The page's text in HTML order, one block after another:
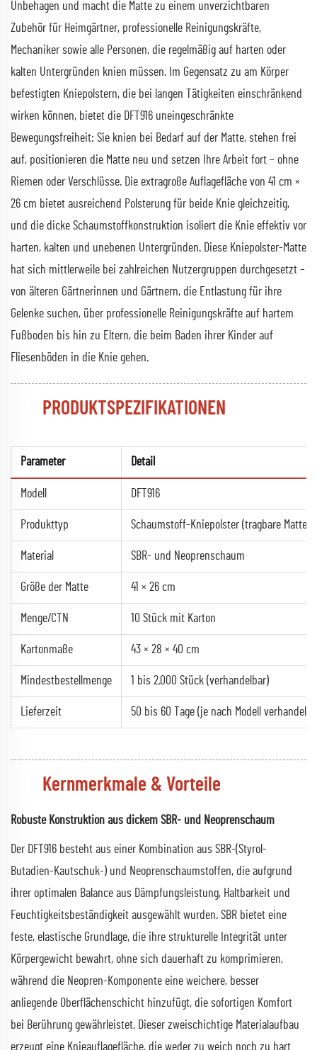
Unbehagen und macht die Matte zu einem unverzichtbaren
Zubehör für Heimgärtner, professionelle Reinigungskräfte,
Mechaniker sowie alle Personen, die regelmäßig auf harten oder
kalten Untergründen knien müssen. Im Gegensatz zu am Körper
befestigten Kniepolstern, die bei langen Tätigkeiten einschränkend
wirken können, bietet die DFT916 uneingeschränkte
Bewegungsfreiheit: Sie knien bei Bedarf auf der Matte, stehen frei
auf, positionieren die Matte neu und setzen Ihre Arbeit fort – ohne
Riemen oder Verschlüsse. Die extragroße Auflagefläche von 41 cm ×
26 cm bietet ausreichend Polsterung für beide Knie gleichzeitig,
und die dicke Schaumstoffkonstruktion isoliert die Knie effektiv vor
harten, kalten und unebenen Untergründen. Diese Kniepolster-Matte
hat sich mittlerweile bei zahlreichen Nutzergruppen durchgesetzt –
von älteren Gärtnerinnen und Gärtnern, die Entlastung für ihre
Gelenke suchen, über professionelle Reinigungskräfte auf hartem
Fußboden bis hin zu Eltern, die beim Baden ihrer Kinder auf
Fliesenböden in die Knie gehen.
PRODUKTSPEZIFIKATIONEN
Parameter Detail
Modell DFT916
Produkttyp Schaumstoff-Kniepolster (tragbare Matte)
Material SBR- und Neoprenschaum
Größe der Matte 41 × 26 cm
Menge/CTN 10 Stück mit Karton
Kartonmaße 43 × 28 × 40 cm
Mindestbestellmenge 1 bis 2.000 Stück (verhandelbar)
Lieferzeit 50 bis 60 Tage (je nach Modell
Kernmerkmale & Vorteile
Robuste Konstruktion aus dickem SBR- und Neoprenschaum
Der DFT916 besteht aus einer Kombination aus SBR-(Styrol-
Butadien-Kautschuk-) und Neoprenschaumstoffen, die aufgrund
ihrer optimalen Balance aus Dämpfungsleistung, Haltbarkeit und
Feuchtigkeitsbeständigkeit ausgewählt wurden. SBR bietet eine
feste, elastische Grundlage, die ihre strukturelle Integrität unter
Körpergewicht bewahrt, ohne sich dauerhaft zu komprimieren,
während die Neopren-Komponente eine weichere, besser
anliegende Oberflächenschicht hinzufügt, die sofortigen Komfort
bei Berührung gewährleistet. Dieser zweischichtige Materialaufbau
erzeugt eine Knieauflagefläche, die weder zu weich noch zu hart